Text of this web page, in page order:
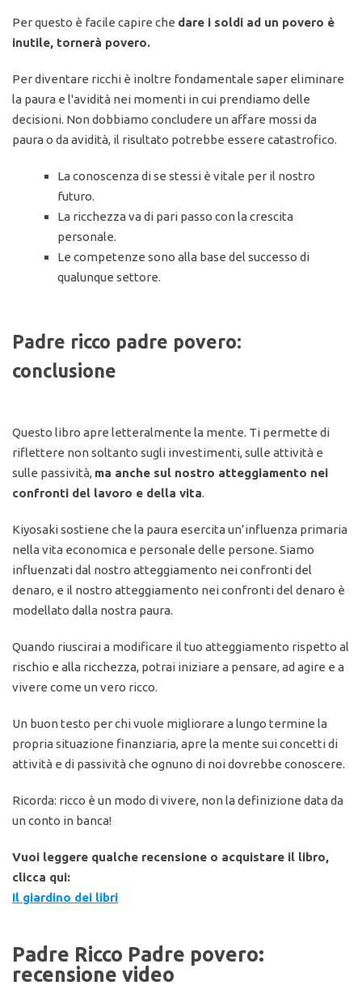
Per questo è facile capire che dare i soldi ad un povero è
inutile, tornerà povero.
Per diventare ricchi è inoltre fondamentale saper eliminare
la paura e l'avidità nei momenti in cui prendiamo delle
decisioni. Non dobbiamo concludere un affare mossi da
paura o da avidità, il risultato potrebbe essere catastrofico.
La conoscenza di se stessi è vitale per il nostro
futuro.
La ricchezza va di pari passo con la crescita
personale.
Le competenze sono alla base del successo di
qualunque settore.
Padre ricco padre povero:
conclusione
Questo libro apre letteralmente la mente. Ti permette di
riflettere non soltanto sugli investimenti, sulle attività e
sulle passività, ma anche sul nostro atteggiamento nei
confronti del lavoro e della vita.
Kiyosaki sostiene che la paura esercita un’influenza primaria
nella vita economica e personale delle persone. Siamo
influenzati dal nostro atteggiamento nei confronti del
denaro, e il nostro atteggiamento nei confronti del denaro è
modellato dalla nostra paura.
Quando riuscirai a modificare il tuo atteggiamento rispetto al
rischio e alla ricchezza, potrai iniziare a pensare, ad agire e a
vivere come un vero ricco.
Un buon testo per chi vuole migliorare a lungo termine la
propria situazione finanziaria, apre la mente sui concetti di
attività e di passività che ognuno di noi dovrebbe conoscere.
Ricorda: ricco è un modo di vivere, non la definizione data da
un conto in banca!
Vuoi leggere qualche recensione o acquistare il libro,
clicca qui:
Il giardino dei libri
Padre Ricco Padre povero:
recensione video